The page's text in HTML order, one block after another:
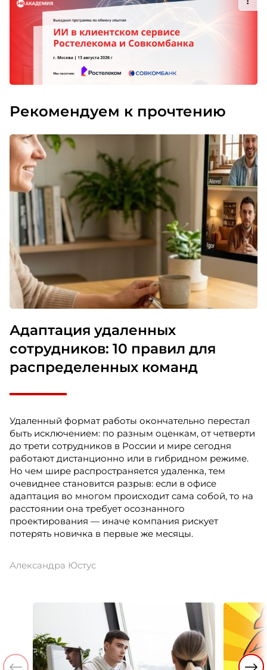
Рекомендуем к прочтению
Адаптация удаленных
сотрудников: 10 правил для
распределенных команд
Удаленный формат работы окончательно перестал
быть исключением: по разным оценкам, от четверти
до трети сотрудников в России и мире сегодня
работают дистанционно или в гибридном режиме.
Но чем шире распространяется удаленка, тем
очевиднее становится разрыв: если в офисе
адаптация во многом происходит сама собой, то на
расстоянии она требует осознанного
проектирования — иначе компания рискует
потерять новичка в первые же месяцы.
Александра Юстус